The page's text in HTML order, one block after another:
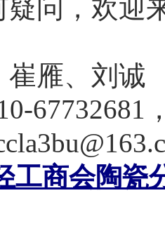
疑问，欢迎
崔雁、刘诚
67732681
工商会陶瓷